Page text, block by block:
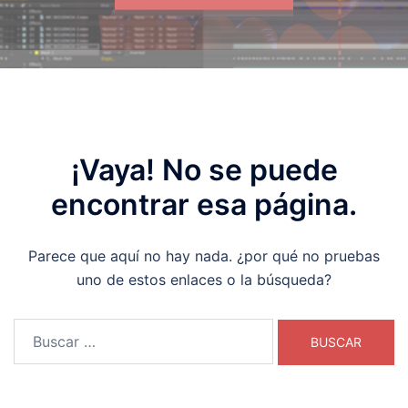
¡Vaya! No se puede
encontrar esa página.
Parece que aquí no hay nada. ¿por qué no pruebas
uno de estos enlaces o la búsqueda?